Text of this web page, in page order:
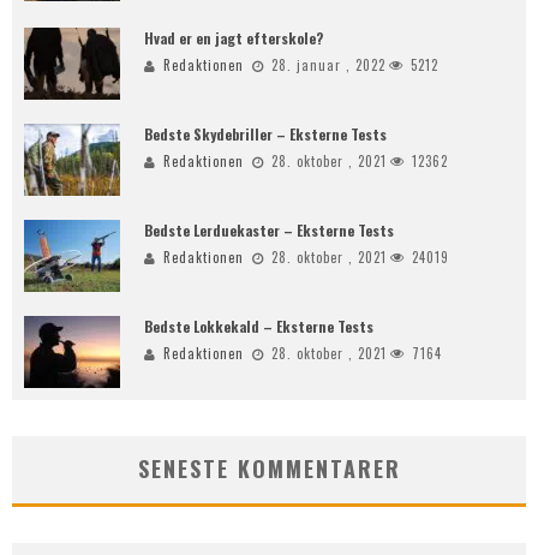
Hvad er en jagt efterskole?
Redaktionen 28. januar , 2022 5212
Bedste Skydebriller – Eksterne Tests
Redaktionen 28. oktober , 2021 12362
Bedste Lerduekaster – Eksterne Tests
Redaktionen 28. oktober , 2021 24019
Bedste Lokkekald – Eksterne Tests
Redaktionen 28. oktober , 2021 7164
SENESTE KOMMENTARER